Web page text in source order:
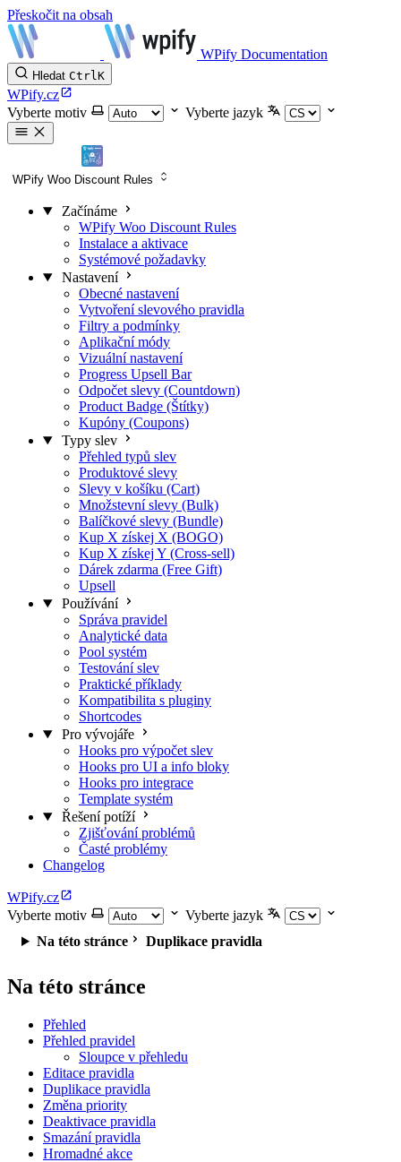
Přeskočit na obsah
WPify Documentation
Hledat CtrlK
WPify.cz
Vyberte motiv
Vyberte jazyk
WPify Woo Discount Rules
Začínáme
WPify Woo Discount Rules
Instalace a aktivace
Systémové požadavky
Nastavení
Obecné nastavení
Vytvoření slevového pravidla
Filtry a podmínky
Aplikační módy
Vizuální nastavení
Progress Upsell Bar
Odpočet slevy (Countdown)
Product Badge (Štítky)
Kupóny (Coupons)
Typy slev
Přehled typů slev
Produktové slevy
Slevy v košíku (Cart)
Množstevní slevy (Bulk)
Balíčkové slevy (Bundle)
Kup X získej X (BOGO)
Kup X získej Y (Cross-sell)
Dárek zdarma (Free Gift)
Upsell
Používání
Správa pravidel
Analytické data
Pool systém
Testování slev
Praktické příklady
Kompatibilita s pluginy
Shortcodes
Pro vývojáře
Hooks pro výpočet slev
Hooks pro UI a info bloky
Hooks pro integrace
Template systém
Řešení potíží
Zjišťování problémů
Časté problémy
Changelog
WPify.cz
Vyberte motiv
Vyberte jazyk
Na této stránce
Duplikace pravidla
Na této stránce
Přehled
Přehled pravidel
Sloupce v přehledu
Editace pravidla
Duplikace pravidla
Změna priority
Deaktivace pravidla
Smazání pravidla
Hromadné akce